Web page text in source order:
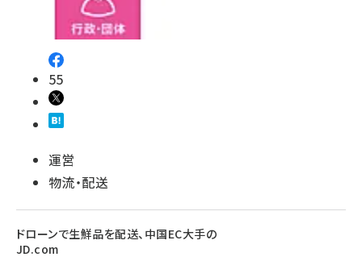
55
運営
物流・配送
ドローンで生鮮品を配送、中国EC大手の
JD.com